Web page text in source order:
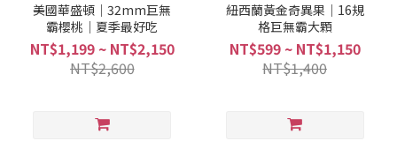
美國華盛頓｜32mm巨無
霸櫻桃｜夏季最好吃
NT$1,199 ~ NT$2,150
NT$2,600
紐西蘭黃金奇異果｜16規
格巨無霸大顆
NT$599 ~ NT$1,150
NT$1,400